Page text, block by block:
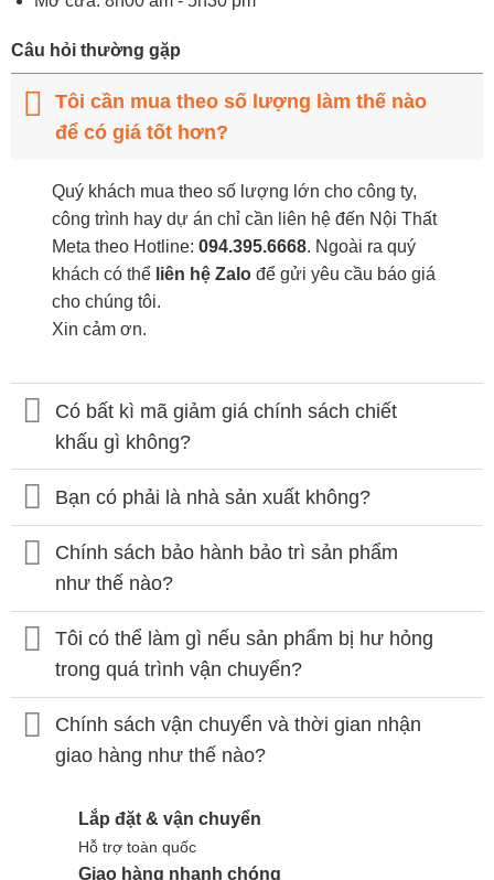
Câu hỏi thường gặp
Tôi cần mua theo số lượng làm thế nào
để có giá tốt hơn?
Quý khách mua theo số lượng lớn cho công ty,
công trình hay dự án chỉ cần liên hệ đến Nội Thất
Meta theo Hotline: 094.395.6668. Ngoài ra quý
khách có thể liên hệ Zalođể gửi yêu cầu báo giá
cho chúng tôi.
Xin cảm ơn.
Có bất kì mã giảm giá chính sách chiết
khấu gì không?
Bạn có phải là nhà sản xuất không?
Chính sách bảo hành bảo trì sản phẩm
như thế nào?
Tôi có thể làm gì nếu sản phẩm bị hư hỏng
trong quá trình vận chuyển?
Chính sách vận chuyển và thời gian nhận
giao hàng như thế nào?
Lắp đặt & vận chuyển
Hỗ trợ toàn quốc
Giao hàng nhanh chóng